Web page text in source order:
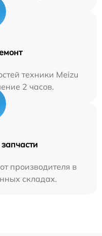
техники Meizu
2 часов.
производителя в
складах.